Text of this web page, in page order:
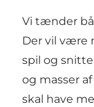
Vi tænder
Der vil være
spil og
og masser
skal have